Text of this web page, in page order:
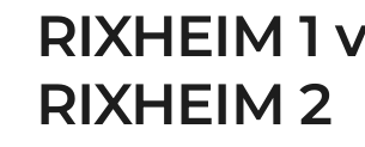
RIXHEIM 1
RIXHEIM 2